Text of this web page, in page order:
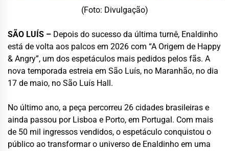
(Foto: Divulgação)
SÃO LUÍS – Depois do sucesso da última turnê, Enaldinho
está de volta aos palcos em 2026 com “A Origem de Happy
& Angry”, um dos espetáculos mais pedidos pelos fãs. A
nova temporada estreia em São Luís, no Maranhão, no dia
17 de maio, no São Luís Hall.
No último ano, a peça percorreu 26 cidades brasileiras e
ainda passou por Lisboa e Porto, em Portugal. Com mais
de 50 mil ingressos vendidos, o espetáculo conquistou o
público ao transformar o universo de Enaldinho em uma